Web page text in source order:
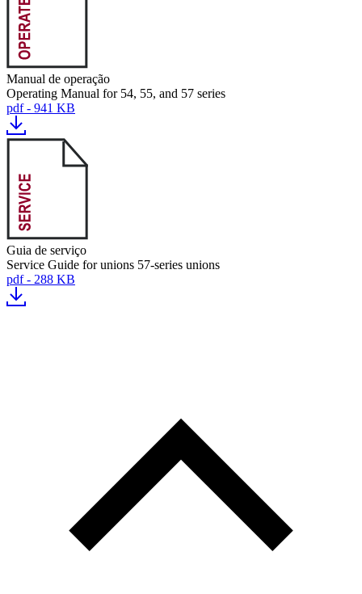
Manual de operação
Operating Manual for 54, 55, and 57 series
pdf - 941 KB
Guia de serviço
Service Guide for unions 57-series unions
pdf - 288 KB